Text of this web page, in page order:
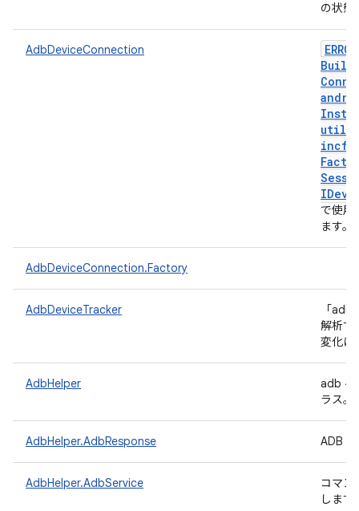
の状態
AdbDeviceConnection
util
incfs
で使用
ます。
AdbDeviceConnection.Factory
AdbDeviceTracker
「
解析す
変化に
AdbHelper
adb へ
ラス。
AdbHelper.AdbResponse ADB
AdbHelper.AdbService
コマン
します